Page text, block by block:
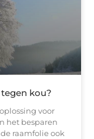
kou?
voor
het besparen
raamfolie ook